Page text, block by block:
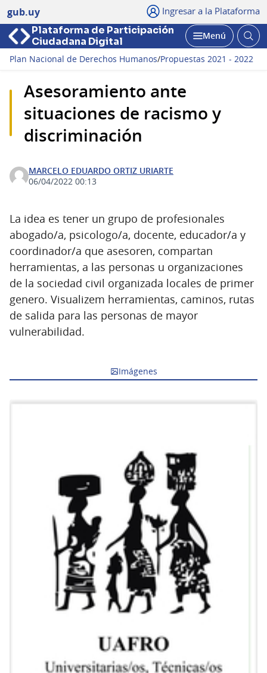
gub.uy Ingresar a la Plataforma
Plataforma de Participación
Ciudadana Digital
Abrir
Menú
Plan Nacional de Derechos Humanos/Propuestas 2021 - 2022
Asesoramiento ante
situaciones de racismo y
discriminación
MARCELO EDUARDO ORTIZ URIARTE
06/04/2022 00:13
La idea es tener un grupo de profesionales
abogado/a, psicologo/a, docente, educador/a y
coordinador/a que asesoren, compartan
herramientas, a las personas u organizaciones
de la sociedad civil organizada locales de primer
genero. Visualizem herramientas, caminos, rutas
de salida para las personas de mayor
vulnerabilidad.
Imágenes